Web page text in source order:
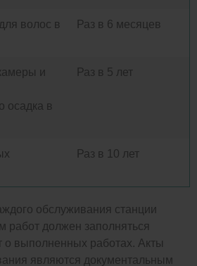
волос в
Раз в 6 месяцев
и
осадка в
Раз в 5 лет
Раз в 10 лет
обслуживания станции
работ должен заполняться
о выполненных работах. Акты
являются документальным